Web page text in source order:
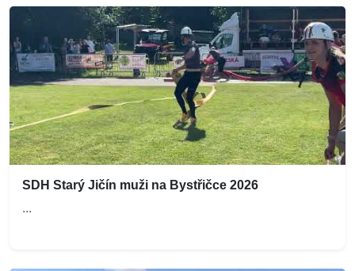
SDH Starý Jičín muži na Bystřičce 2026
...